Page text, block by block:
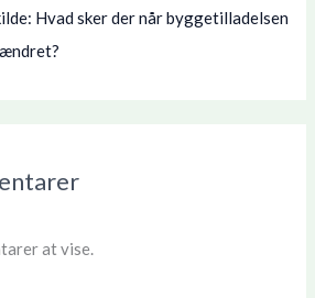
Hvad sker der når byggetilladelsen
at vise.